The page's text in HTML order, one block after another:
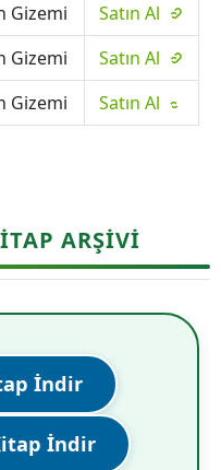
Gizemi
Satın Al
Gizemi
Satın Al
Gizemi Satın Al
ARŞİVİ
İndir
İndir